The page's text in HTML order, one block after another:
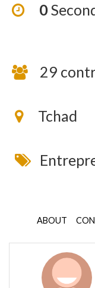
0
29
Tchad
ABOUT